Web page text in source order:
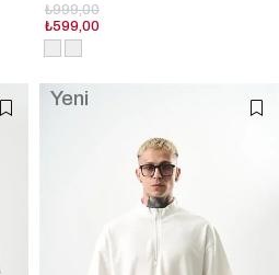
₺599,00
₺999,00
Yeni